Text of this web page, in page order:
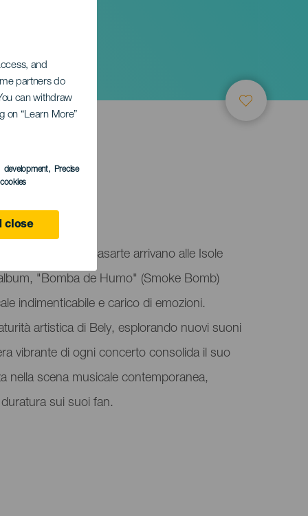
and
partners do
can withdraw
on “Learn More”
development, Precise
close
unico di Bely Basarte arrivano alle Isole
"Bomba de Humo" (Smoke Bomb)
indimenticabile e carico di emozioni.
artistica di Bely, esplorando nuovi suoni
vibrante di ogni concerto consolida il suo
nella scena musicale contemporanea,
sui suoi fan.